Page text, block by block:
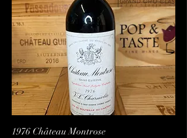
1976 Château Montrose